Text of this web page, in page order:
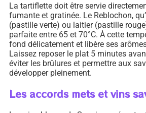
La tartiflette doit être servie
fumante et gratinée. Le Reblochon,
(pastille verte) ou laitier (pastille
parfaite entre 65 et 70°C. À cette
fond délicatement et libère ses
Laissez reposer le plat 5 minutes
éviter les brûlures et permettre aux
développer pleinement.
Les accords mets et vins